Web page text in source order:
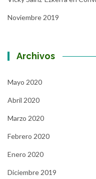
Noviembre 2019
Archivos
Mayo 2020
Abril 2020
Marzo 2020
Febrero 2020
Enero 2020
Diciembre 2019